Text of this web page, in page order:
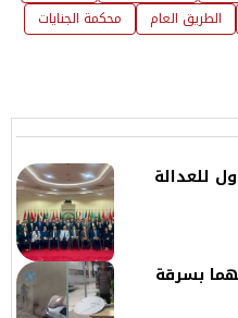
الطريق العام محكمة الجنايات
للعدالة
بسرقة